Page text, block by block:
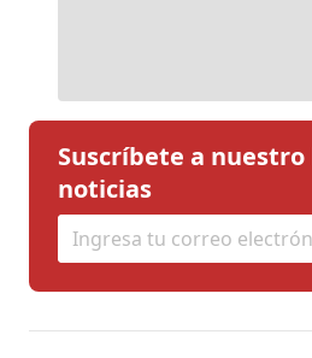
Suscríbete a
noticias